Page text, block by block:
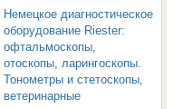
Немецкое диагностическое
оборудование Riester:
офтальмоскопы,
отоскопы, ларингоскопы.
Тонометры и стетоскопы,
ветеринарные